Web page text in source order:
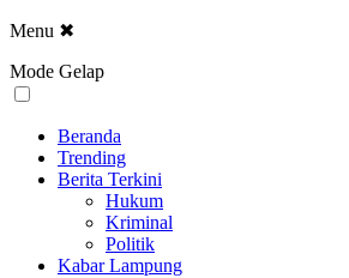
Menu ✖
Mode Gelap
Beranda
Trending
Berita Terkini
Hukum
Kriminal
Politik
Kabar Lampung